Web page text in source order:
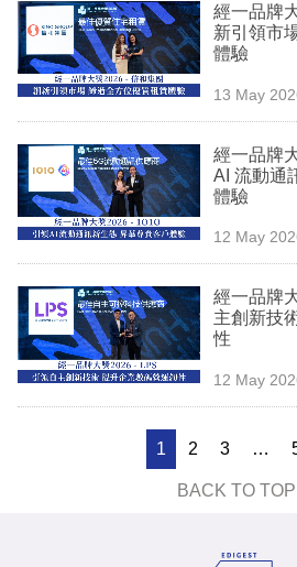
經一品牌
新引領市
體驗
13 May
經一品牌
AI 流動通
體驗
12 May
經一品牌
主創新技
性
12 May
1 2 3 …
BACK TO TOP